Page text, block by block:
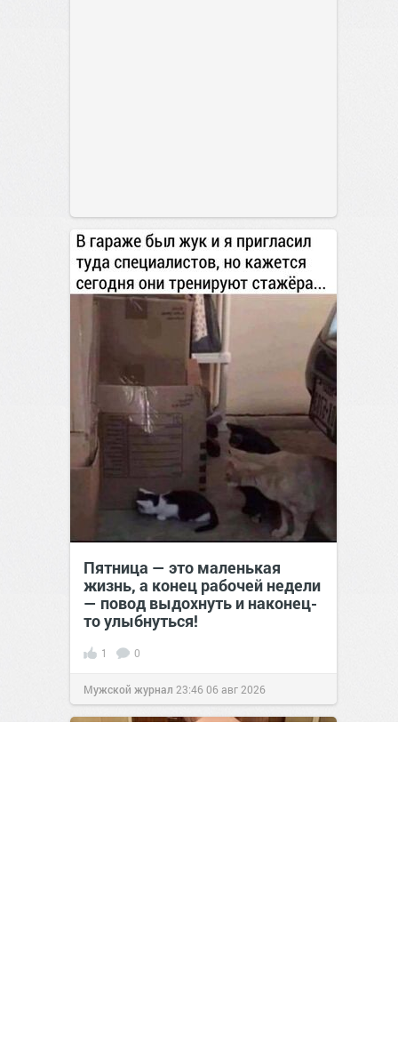
Пятница — это маленькая
жизнь, а конец рабочей недели
— повод выдохнуть и наконец-
то улыбнуться!
1 0
Мужской журнал 23:4606 авг 2026